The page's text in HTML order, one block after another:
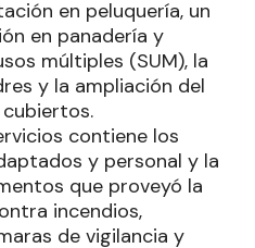
en peluquería, un
en panadería y
múltiples (SUM), la
y la ampliación del
contiene los
y personal y la
que proveyó la
incendios,
de vigilancia y